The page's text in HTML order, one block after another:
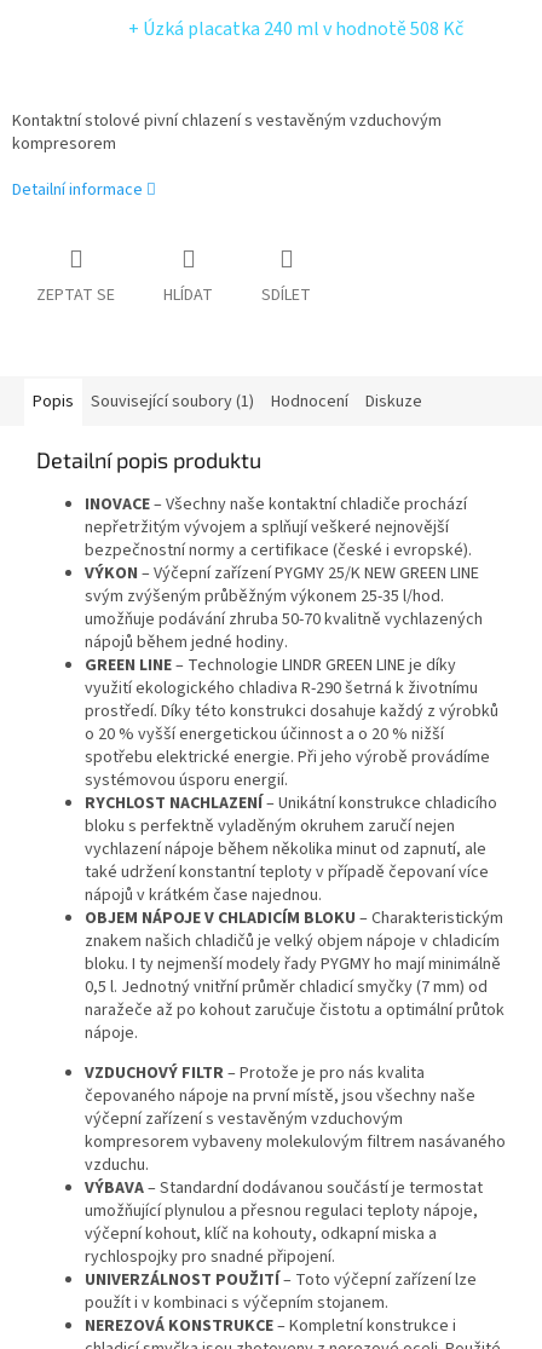
+ Úzká placatka 240 mlv hodnotě 508 Kč
Kontaktní stolové pivní chlazení s vestavěným vzduchovým
kompresorem
Detailní informace
ZEPTAT SE HLÍDAT SDÍLET
Popis Související soubory (1) Hodnocení Diskuze
Detailní popis produktu
INOVACE– Všechny naše kontaktní chladiče prochází
nepřetržitým vývojem a splňují veškeré nejnovější
bezpečnostní normy a certifikace (české i evropské).
VÝKON – Výčepní zařízení PYGMY 25/K NEW GREEN LINE
svým zvýšeným průběžným výkonem 25-35 l/hod.
umožňuje podávání zhruba 50-70 kvalitně vychlazených
nápojů během jedné hodiny.
GREEN LINE– Technologie LINDR GREEN LINE je díky
využití ekologického chladiva R-290 šetrná k životnímu
prostředí. Díky této konstrukci dosahuje každý z výrobků
o 20 % vyšší energetickou účinnost a o 20 % nižší
spotřebu elektrické energie. Při jeho výrobě provádíme
systémovou úsporu energií.
RYCHLOST NACHLAZENÍ– Unikátní konstrukce chladicího
bloku s perfektně vyladěným okruhem zaručí nejen
vychlazení nápoje během několika minut od zapnutí, ale
také udržení konstantní teploty v případě čepovaní více
nápojů v krátkém čase najednou.
OBJEM NÁPOJE V CHLADICÍM BLOKU – Charakteristickým
znakem našich chladičů je velký objem nápoje v chladicím
bloku. I ty nejmenší modely řady PYGMY ho mají minimálně
0,5 l. Jednotný vnitřní průměr chladicí smyčky (7 mm) od
naražeče až po kohout zaručuje čistotu a optimální průtok
nápoje.
VZDUCHOVÝ FILTR– Protože je pro nás kvalita
čepovaného nápoje na první místě, jsou všechny naše
výčepní zařízení s vestavěným vzduchovým
kompresorem vybaveny molekulovým filtrem nasávaného
vzduchu.
VÝBAVA– Standardní dodávanou součástí je termostat
umožňující plynulou a přesnou regulaci teploty nápoje,
výčepní kohout, klíč na kohouty, odkapní miska a
rychlospojky pro snadné připojení.
UNIVERZÁLNOST POUŽITÍ– Toto výčepní zařízení lze
použít i v kombinaci s výčepním stojanem.
NEREZOVÁ KONSTRUKCE– Kompletní konstrukce i